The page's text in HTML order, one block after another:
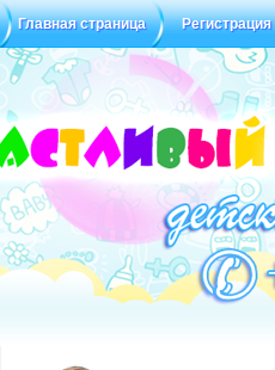
Главная страница Регистрация
Статус заказа Отзывы